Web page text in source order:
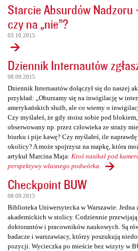
Starcie Absurdów Nadzoru
czy na „nie”?
03.10.2015
Dziennik Internautów
08.09.2015
Dziennik Internautów dołączył się do naszej
przykład: „Oburzamy się na inwigilację w
amerykańskich służb, ale co wiemy o
Czy myślałeś, że gdy stoisz sobie pod
obserwowany np. przez człowieka ze straży
biurku i pije kawę? Czy myślałeś, ile
okolicy? A może spojrzysz na mapkę, która
artykuł Marcina Maja: Ktoś nasikał pod
perspektywy własnego podwórka
Checkpoint BUW
08.09.2015
Biblioteka Uniwersytecka w Warszawie.
akademickich w stolicy. Codziennie
doktorantów i pracowników naukowych. Są
badacze i warszawiacy, którzy poszukują
pozycji. Wycieczka po mieście bez wizyty w